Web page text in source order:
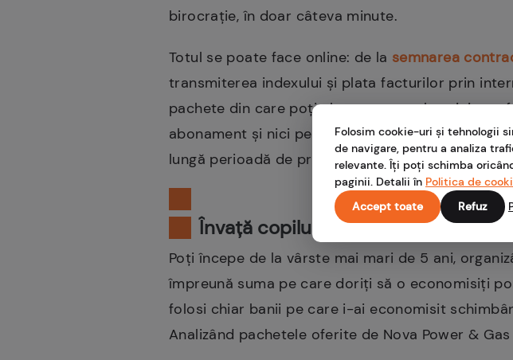
birocrație, în doar câteva minute.
Totul se poate face online: de la semnarea
transmiterea indexului și plata facturilor prin
pachete din care poți alege: pentru electricitate,
abonament și nici penalități de ieșire. Toate
lungă perioadă de preț garantat pe care o poți
Învață copilul să „pună bani
Poți începe de la vârste mai mari de 5 ani,
împreună suma pe care doriți să o economisiți
folosi chiar banii pe care i-ai economisit
Analizând pachetele oferite de Nova Power &
Folosim cookie-uri și tehnologii
de navigare, pentru a analiza
relevante. Îți poți schimba
paginii. Detalii în Politica de
Accept toate
Refuz